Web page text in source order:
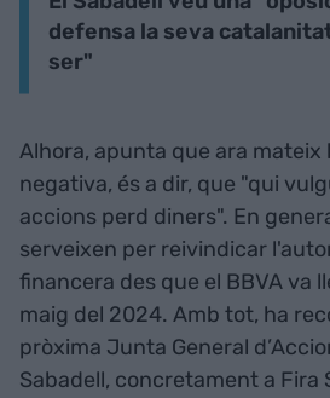
defensa la seva
ser"
Alhora, apunta que ara mateix
negativa, és a dir, que "qui
accions perd diners". En
serveixen per reivindicar
financera des que el BBVA va
maig del 2024. Amb tot, ha
pròxima Junta General
Sabadell, concretament a Fira